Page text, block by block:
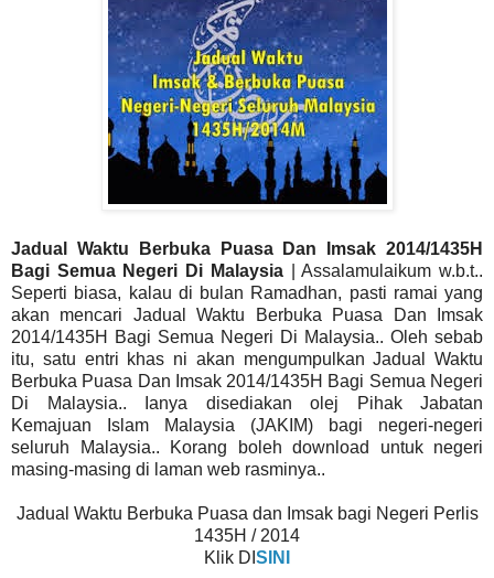
Jadual Waktu Berbuka Puasa Dan Imsak 2014/1435H
Bagi Semua Negeri Di Malaysia| Assalamulaikum w.b.t..
Seperti biasa, kalau di bulan Ramadhan, pasti ramai yang
akan mencari Jadual Waktu Berbuka Puasa Dan Imsak
2014/1435H Bagi Semua Negeri Di Malaysia.. Oleh sebab
itu, satu entri khas ni akan mengumpulkan Jadual Waktu
Berbuka Puasa Dan Imsak 2014/1435H Bagi Semua Negeri
Di Malaysia.. Ianya disediakan olej Pihak Jabatan
Kemajuan Islam Malaysia (JAKIM) bagi negeri-negeri
seluruh Malaysia.. Korang boleh download untuk negeri
masing-masing di laman web rasminya..
Jadual Waktu Berbuka Puasa dan Imsak bagi Negeri Perlis
1435H / 2014
Klik DI SINI